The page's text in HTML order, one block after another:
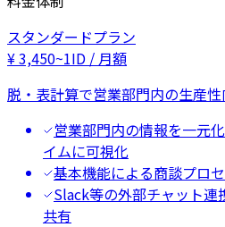
スタンダードプラン
¥3,450~1ID / 月額
脱・表計算で営業部門内の生産
営業部門内の情報を一元
イムに可視化
基本機能による商談プロ
Slack等の外部チャット連
共有